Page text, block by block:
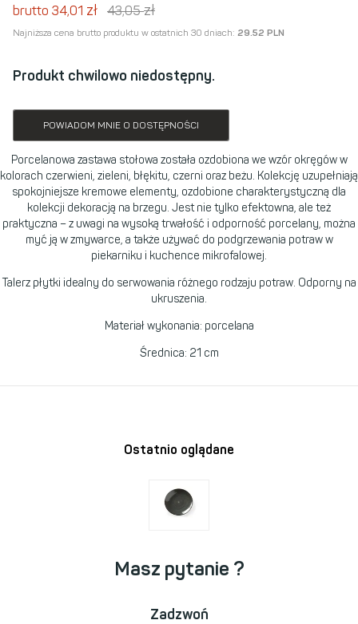
brutto 34,01 zł 43,05zł
Najniższa cena brutto produktu w ostatnich 30 dniach: 29.52 PLN
Produkt chwilowo niedostępny.
POWIADOM MNIE O DOSTĘPNOŚCI
Porcelanowa zastawa stołowa została ozdobiona we wzór okręgów w
kolorach czerwieni, zieleni, błękitu, czerni oraz beżu. Kolekcję uzupełniają
spokojniejsze kremowe elementy, ozdobione charakterystyczną dla
kolekcji dekoracją na brzegu. Jest nie tylko efektowna, ale też
praktyczna – z uwagi na wysoką trwałość i odporność porcelany, można
myć ją w zmywarce, a także używać do podgrzewania potraw w
piekarniku i kuchence mikrofalowej.
Talerz płytki idealny do serwowania różnego rodzaju potraw. Odporny na
ukruszenia.
Materiał wykonania: porcelana
Średnica: 21 cm
Ostatnio oglądane
Masz pytanie ?
Zadzwoń